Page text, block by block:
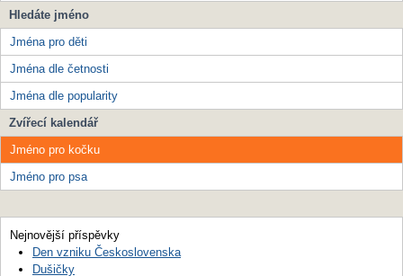
Hledáte jméno
Jména pro děti
Jména dle četnosti
Jména dle popularity
Zvířecí kalendář
Jméno pro kočku
Jméno pro psa
Nejnovější příspěvky
Den vzniku Československa
Dušičky